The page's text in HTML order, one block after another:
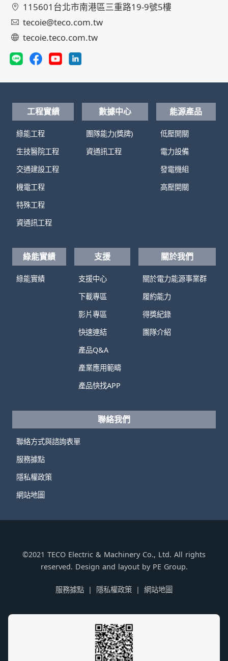
115601台北市南港區三重路19-9號5樓
tecoie@teco.com.tw
tecoie.teco.com.tw
工程實績
綠能工程
生技醫院工程
交通建設工程
機電工程
特殊工程
資通訊工程
數據中心
團隊能力(獎牌)
資通訊工程
能源產品
低壓開關
電力設備
發電機組
高壓開關
綠能實績
綠能實績
支援
支援中心
下載專區
影片專區
快速連結
產品Q&A
產業應用範疇
產品快找APP
關於我們
關於電力能源事業群
履約能力
得獎紀錄
團隊介紹
聯絡我們
聯絡方式與諮詢表單
服務據點
隱私權政策
網站地圖
©2021 TECO Electric & Machinery Co., Ltd. All rights
reserved. Design and layout by PE Group.
服務據點 隱私權政策 網站地圖